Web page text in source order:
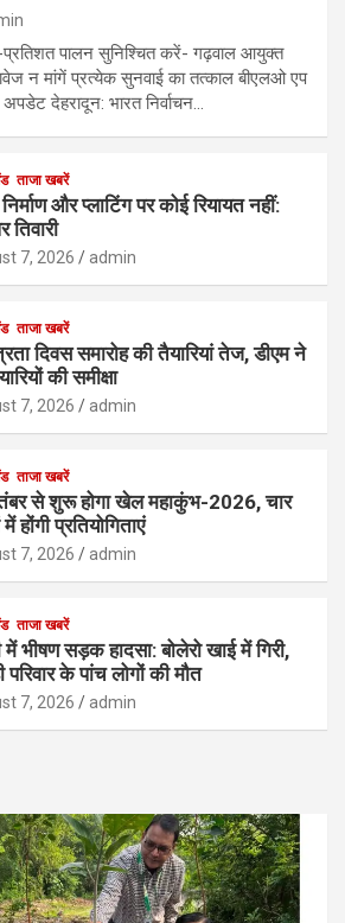
पालन सुनिश्चित करें- गढ़वाल आयुक्त
न मांगें प्रत्येक सुनवाई का तत्काल बीएलओ एप
देहरादून: भारत निर्वाचन…
ताजा खबरें
और प्लाटिंग पर कोई रियायत नहीं:
तिवारी
7, 2026 admin
ताजा खबरें
दिवस समारोह की तैयारियां तेज, डीएम ने
की समीक्षा
7, 2026 admin
ताजा खबरें
से शुरू होगा खेल महाकुंभ-2026, चार
होंगी प्रतियोगिताएं
7, 2026 admin
ताजा खबरें
में भीषण सड़क हादसा: बोलेरो खाई में गिरी,
परिवार के पांच लोगों की मौत
7, 2026 admin